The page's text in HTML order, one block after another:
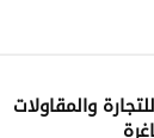
والمقاولات